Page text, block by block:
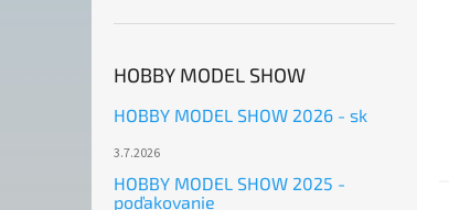
HOBBY MODEL SHOW
HOBBY MODEL SHOW 2026 - sk
3.7.2026
HOBBY MODEL SHOW 2025 -
poďakovanie